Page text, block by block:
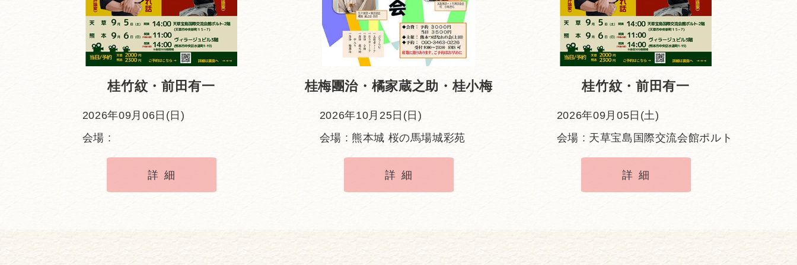
桂竹紋・前田有一
2026年09月06日(日)
会場 :
詳細
桂梅團治・橘家蔵之助・桂小梅
2026年10月25日(日)
会場 : 熊本城 桜の馬場城彩苑
詳細
桂竹紋・前田有一
2026年09月05日(土)
会場 : 天草宝島国際交流会館ポルト
詳細